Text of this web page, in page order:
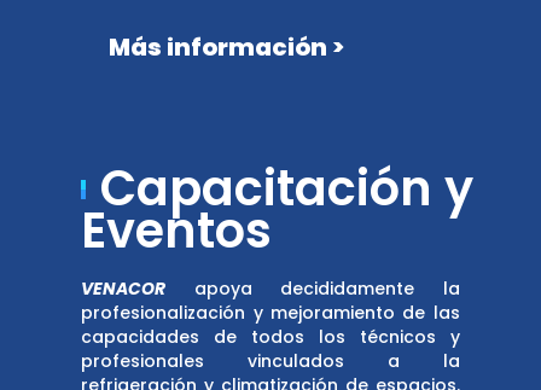
Más información >
Capacitación y
Eventos
VENACOR apoya decididamente la
profesionalización y mejoramiento de las
capacidades de todos los técnicos y
profesionales vinculados a la
refrigeración y climatización de espacios.